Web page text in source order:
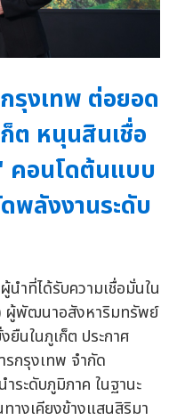
รุงเทพ ต่อยอด
ต หนุนสินเชื่อ
คอนโดต้นแบบ
พลังงานระดับ
ำที่ได้รับความเชื่อมั่นใน
ผู้พัฒนาอสังหาริมทรัพย์
นในภูเก็ต ประกาศ
รกรุงเทพ จำกัด
ระดับภูมิภาค ในฐานะ
างเคียงข้างแสนสิริมา